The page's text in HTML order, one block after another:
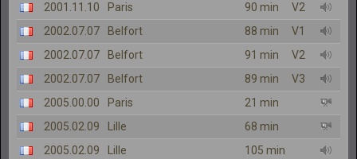
2001.11.10
Paris 90 min
V2
2002.07.07
Belfort 88 min
V1
2002.07.07
Belfort 91 min
V2
2002.07.07
Belfort 89 min
V3
2005.00.00
Paris
21 min
2005.02.09
Lille
68 min
2005.02.09
Lille 105 min